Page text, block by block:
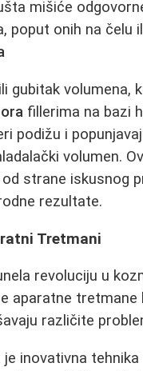
mišiće
poput onih na čelu
gubitak volumena,
fillerima na bazi
podižu i
volumen.
od strane iskusnog
rezultate.
Tretmani
revoluciju u
aparatne tretmane
različite
inovativna tehnika